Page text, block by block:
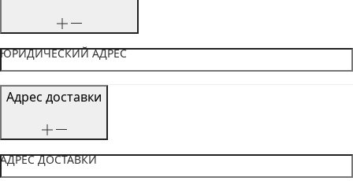
ЮРИДИЧЕСКИЙ АДРЕС
Адрес доставки
АДРЕС ДОСТАВКИ